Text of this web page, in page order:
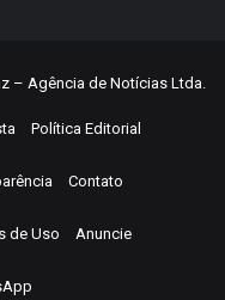
– Agência de Notícias Ltda.
Política Editorial
Contato
de Uso Anuncie